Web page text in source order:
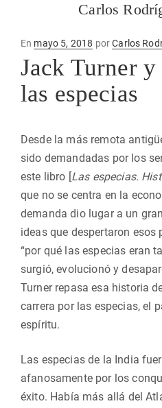
Carlos
En Publicado
mayo 5, 2018 porCarlos
Jack Turner
las especias
Desde la más remota
sido demandadas por los
este libro [Las especias.
que no se centra en la
demanda dio lugar a un
ideas que despertaron esos
“por qué las especias eran
surgió, evolucionó y
Turner repasa esa historia
carrera por las especias, el
espíritu.
Las especias de la India
afanosamente por los
éxito. Había más allá del